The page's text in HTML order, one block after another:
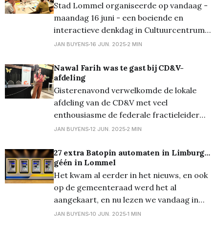
kregen tot eind 2024 om een
‘hemelwater- en droogteplan’ op te
stellen. Wie
Stad Lommel organiseerde op vandaag -
maandag 16 juni - een boeiende en
interactieve denkdag in Cultuurcentrum
De Adelberg, volledig in het teken van de
problematiek van leegstand, de
veranderende winkelgewoonten én
mogelijke oplossingen kwamen uitgebreid
aan bod. De stad bracht hiervoor een
breed scala aan betrokken
JAN BUYENS 16 JUN. 2025 2 MIN
Nawal Farih was te gast bij CD&V-
afdeling
Gisterenavond verwelkomde de lokale
afdeling van de CD&V met veel
enthousiasme de federale fractieleider
Nawal Farih in Lommel voor een
De opkomst was heel mooi, met een zaal
vol geëngageerde leden, sympathisanten
en geïnteresseerden. De uiteenzetting
van Nawal was inhoudelijk bijzonder
helder en
JAN BUYENS 12 JUN. 2025 2 MIN
27 extra Batopin automaten in Limburg...
géén in Lommel
Het kwam al eerder in het nieuws, en ook
op de gemeenteraad werd het al
aangekaart, en nu lezen we vandaag in
Het Belang van Limburg de 27 locaties
JAN BUYENS 10 JUN. 2025 1 MIN